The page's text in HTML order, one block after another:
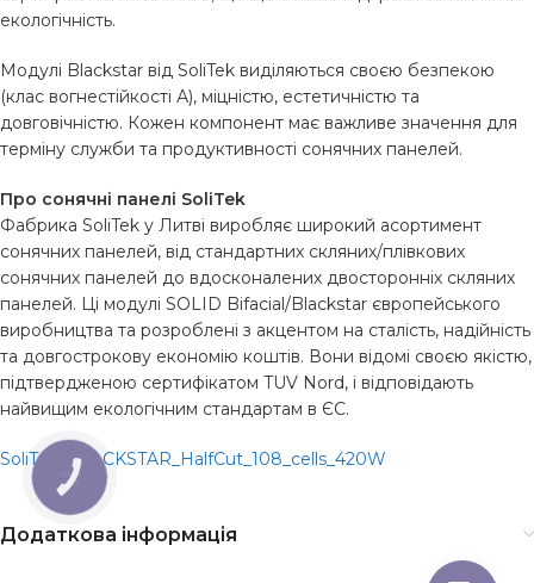
екологічність.
Модулі Blackstar від SoliTek виділяються своєю безпекою
(клас вогнестійкості А), міцністю, естетичністю та
довговічністю. Кожен компонент має важливе значення для
терміну служби та продуктивності сонячних панелей.
Про сонячні панелі SoliTek
Фабрика SoliTek у Литві виробляє широкий асортимент
сонячних панелей, від стандартних скляних/плівкових
сонячних панелей до вдосконалених двосторонніх скляних
панелей. Ці модулі SOLID Bifacial/Blackstar європейського
виробництва та розроблені з акцентом на сталість, надійність
та довгострокову економію коштів. Вони відомі своєю якістю,
підтвердженою сертифікатом TUV Nord, і відповідають
найвищим екологічним стандартам в ЄС.
SoliTek_BLACKSTAR_HalfCut_108_cells_420W
Додаткова інформація
КНОПКА
ЗВ'ЯЗКУ